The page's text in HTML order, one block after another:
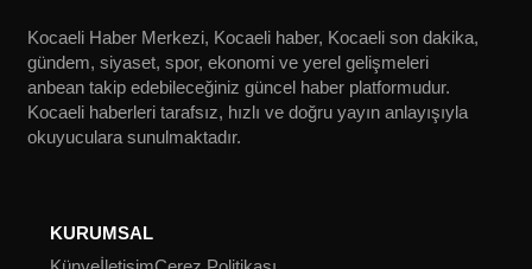
Kocaeli Haber Merkezi, Kocaeli haber, Kocaeli son dakika,
gündem, siyaset, spor, ekonomi ve yerel gelişmeleri
anbean takip edebileceğiniz güncel haber platformudur.
Kocaeli haberleri tarafsız, hızlı ve doğru yayın anlayışıyla
okuyuculara sunulmaktadır.
KURUMSAL